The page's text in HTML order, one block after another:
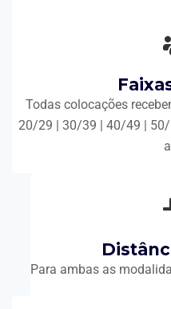
Todas colocações
20/29 | 30/39 | 40/49 | 50/
Para ambas as